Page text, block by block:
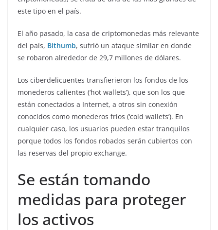
este tipo en el país.
El año pasado, la casa de criptomonedas más relevante
del país, Bithumb, sufrió un ataque similar en donde
se robaron alrededor de 29,7 millones de dólares.
Los ciberdelicuentes transfierieron los fondos de los
monederos calientes (‘hot wallets’), que son los que
están conectados a Internet, a otros sin conexión
conocidos como monederos fríos (‘cold wallets’). En
cualquier caso, los usuarios pueden estar tranquilos
porque todos los fondos robados serán cubiertos con
las reservas del propio exchange.
Se están tomando
medidas para proteger
los activos